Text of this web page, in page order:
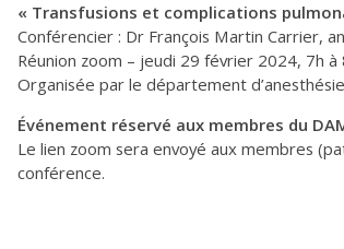
« Transfusions et complications
Conférencier : Dr François Martin Carrier,
Réunion zoom – jeudi 29 février 2024, 7h à
Organisée par le département
Événement réservé aux membres du
Le lien zoom sera envoyé aux membres
conférence.